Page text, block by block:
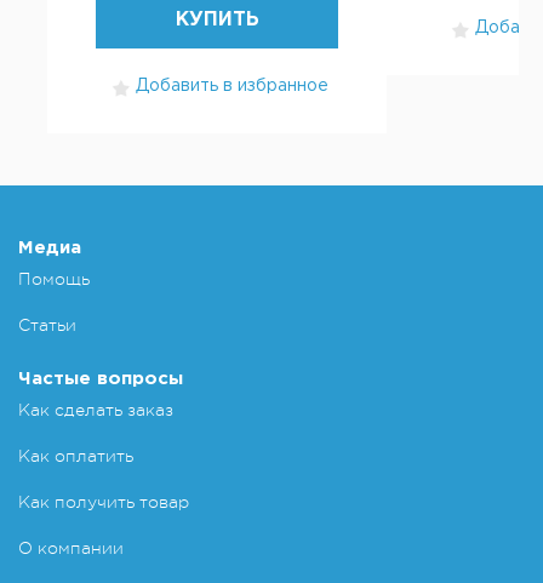
КУПИТЬ
Добавить в избранное
Медиа
Помощь
Статьи
Частые вопросы
Как сделать заказ
Как оплатить
Как получить товар
О компании